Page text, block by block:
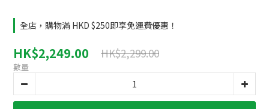
全店，購物滿 HKD $250即享免運費優惠！
HK$2,249.00 HK$2,299.00
數量